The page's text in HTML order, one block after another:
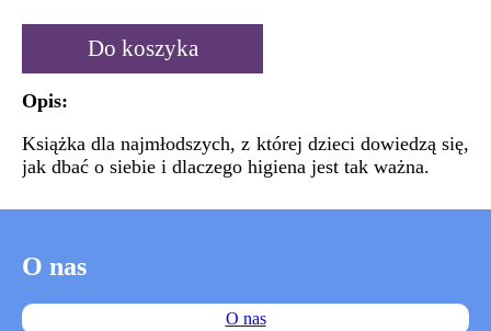
Do koszyka
Opis:
Książka dla najmłodszych, z której dzieci dowiedzą się,
jak dbać o siebie i dlaczego higiena jest tak ważna.
O nas
O nas